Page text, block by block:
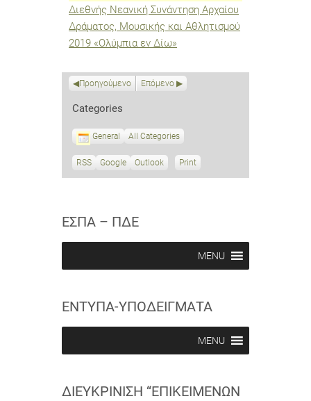
Διεθνής Νεανική Συνάντηση Αρχαίου
Δράματος, Μουσικής και Αθλητισμού
2019 «Ολύμπια εν Δίω»
Προηγούμενο Επόμενο
Categories
General All Categories
RSS
S
r
Google
S
r
Outlook Print
ΕΣΠΑ – ΠΔΕ
MENU
ΕΝΤΥΠΑ-ΥΠΟΔΕΙΓΜΑΤΑ
MENU
ΔΙΕΥΚΡΊΝΙΣΗ “ΕΠΙΚΕΊΜΕΝΩΝ